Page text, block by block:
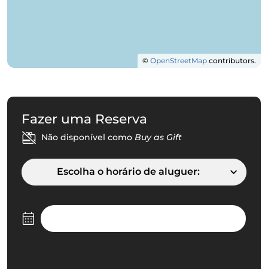
© OpenStreetMap contributors.
Fazer uma Reserva
Não disponível como Buy as Gift
Escolha o horário de aluguer: